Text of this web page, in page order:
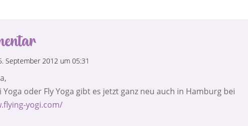
September 2012 um 05:31
oder Fly Yoga gibt es jetzt ganz neu auch in Hamburg bei
yogi.com/